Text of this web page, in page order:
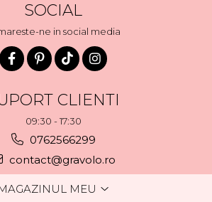
SOCIAL
ne in social media
CLIENTI
09:30 - 17:30
0762566299
contact@gravolo.ro
MEU